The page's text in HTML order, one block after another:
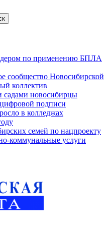
по применению БПЛА
сообщество Новосибирской
коллектив
садами новосибирцы
подписи
в колледжах
семей по нацпроекту
коммунальные услуги